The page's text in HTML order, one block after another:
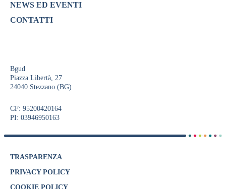
NEWS ED EVENTI
CONTATTI
Bgud
Piazza Libertà, 27
24040 Stezzano (BG)
CF: 95200420164
PI: 03946950163
TRASPARENZA
PRIVACY POLICY
COOKIE POLICY